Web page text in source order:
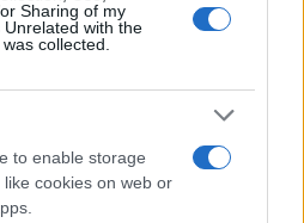
Sharing of my
with the
collected.
to enable storage
cookies on web or